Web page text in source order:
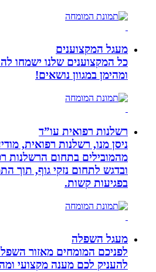
מעגל המקצוענים
כל המקצוענים שלנו ישמחו
ומהימן במגוון נושאים!
רשלנות רפואית עו”ד
ניסן מנו, רשלנות רפואית, מודיעין,
מהמובילים בתחום הרשלנות רפואית,
ובדגש לתחום נזקי גוף, תוך
בפגיעות קשות.
מעגל השפלה
לפניכם המומחים מאזור השפלה
להעניק לכם מענה מקצועי ומהימן